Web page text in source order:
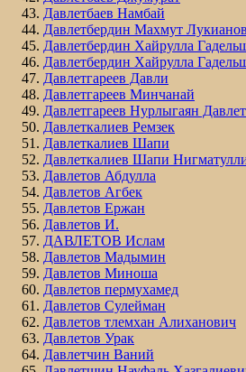
Давлетбаев Намбай
Давлетбердин Махмут
Давлетбердин Хайрулла
Давлетбердин Хайрулла
Давлетгареев Давли
Давлетгареев Минчанай
Давлетгареев Нурлыгаян
Давлеткалиев Ремзек
Давлеткалиев Шапи
Давлеткалиев Шапи
Давлетов Абдулла
Давлетов Агбек
Давлетов Ержан
Давлетов И.
ДАВЛЕТОВ Ислам
Давлетов Мадымин
Давлетов Миноша
Давлетов пермухамед
Давлетов Сулейман
Давлетов тлемхан Алиханович
Давлетов Урак
Давлетчин Ваний